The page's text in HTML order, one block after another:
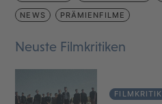
NEWS PRÄMIENFILME
Neuste Filmkritiken
FILMKRITIK